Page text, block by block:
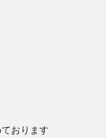
おります